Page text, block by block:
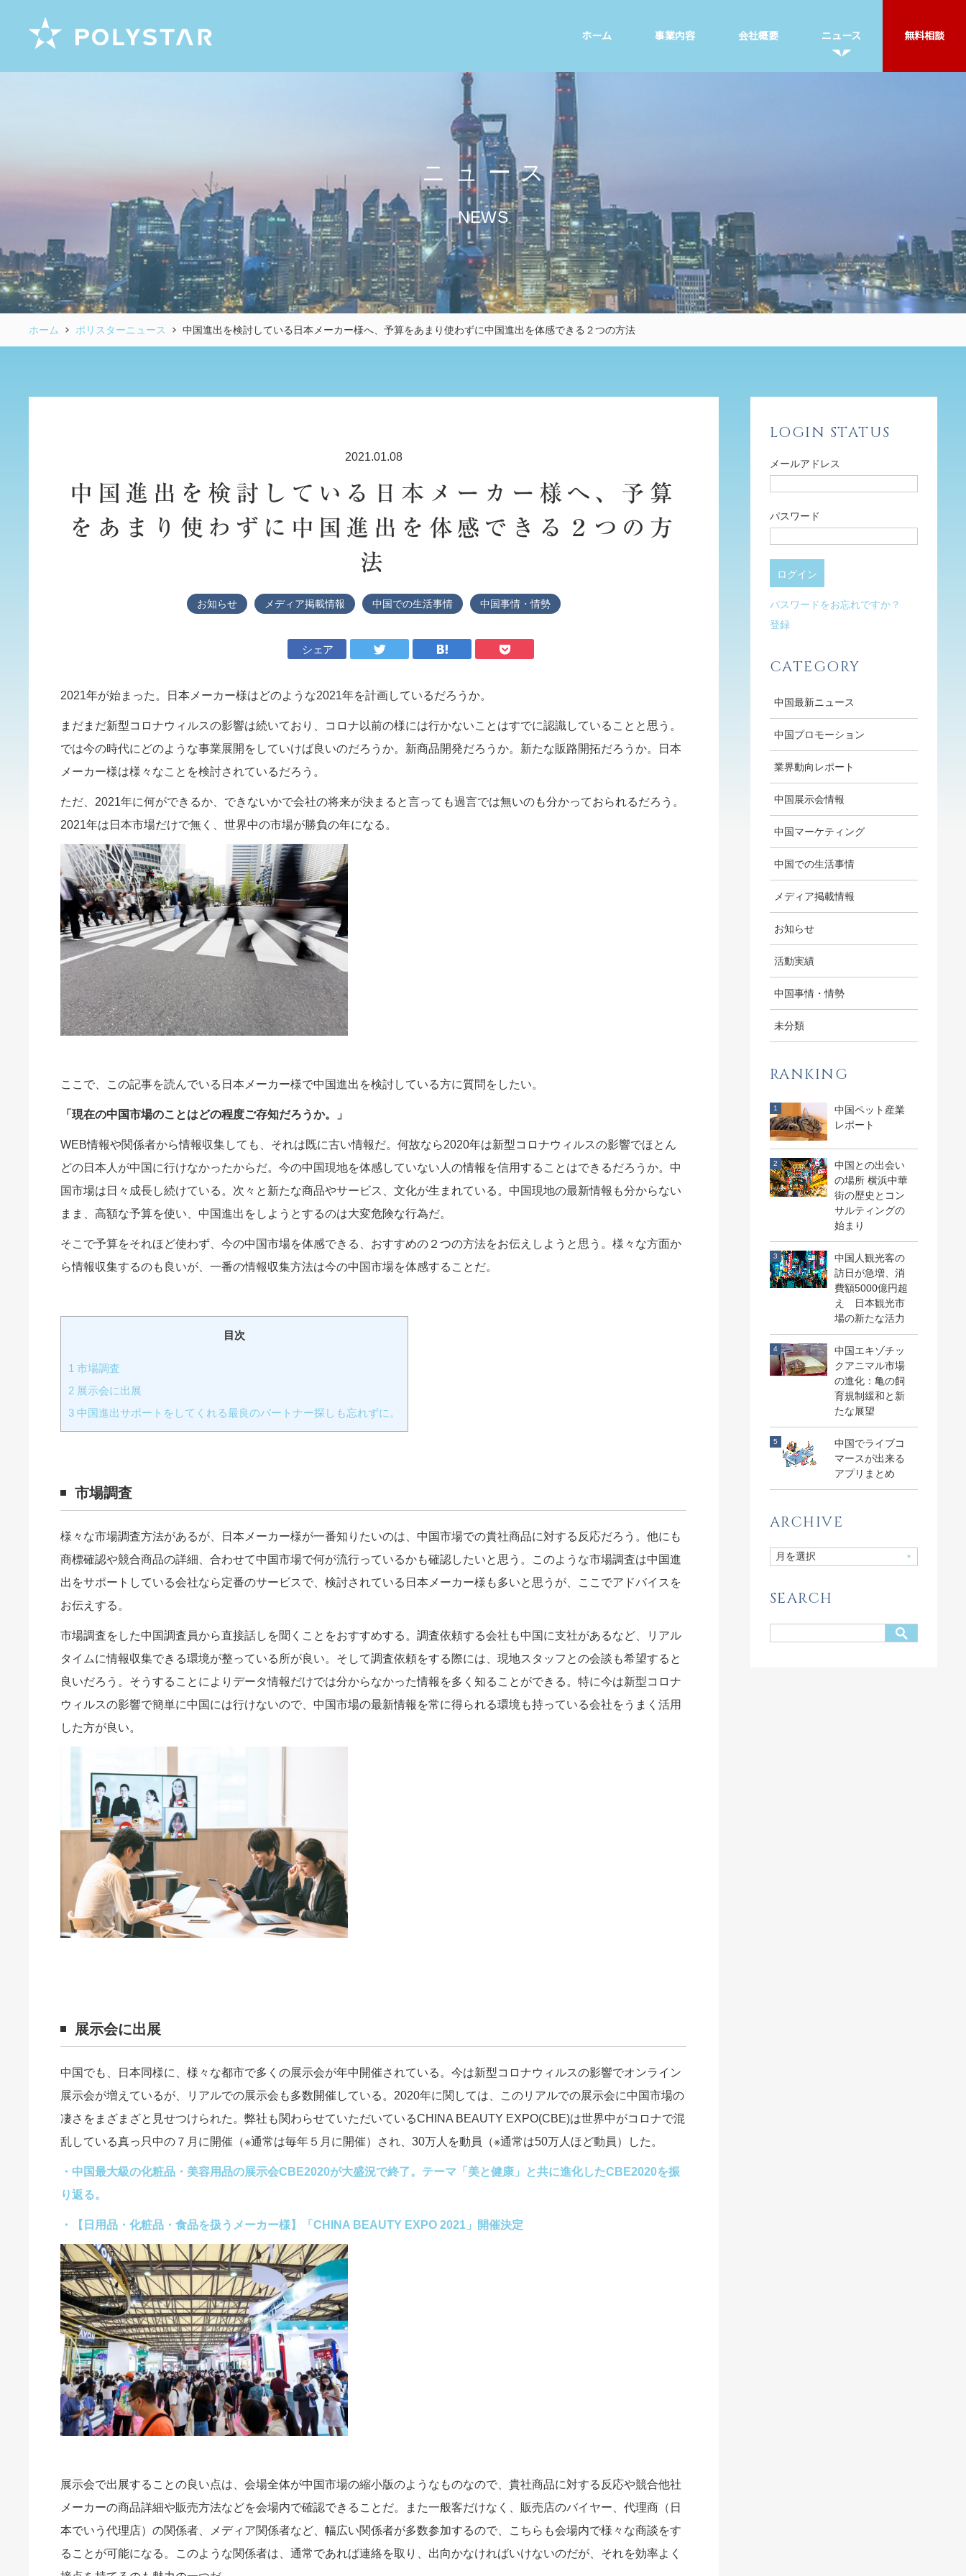
ホーム 事業内容 会社概要 ニュース 無料相談
ニュース
NEWS
ホーム ポリスターニュース 中国進出を検討している日本メーカー様へ、予算をあまり使わずに中国進出を体感できる２つの方法
2021.01.08
中国進出を検討している日本メーカー様へ、予算
をあまり使わずに中国進出を体感できる２つの方
法
お知らせ メディア掲載情報 中国での生活事情 中国事情・情勢
シェア
2021年が始まった。日本メーカー様はどのような2021年を計画しているだろうか。
まだまだ新型コロナウィルスの影響は続いており、コロナ以前の様には行かないことはすでに認識していることと思う。
では今の時代にどのような事業展開をしていけば良いのだろうか。新商品開発だろうか。新たな販路開拓だろうか。日本
メーカー様は様々なことを検討されているだろう。
ただ、2021年に何ができるか、できないかで会社の将来が決まると言っても過言では無いのも分かっておられるだろう。
2021年は日本市場だけで無く、世界中の市場が勝負の年になる。
ここで、この記事を読んでいる日本メーカー様で中国進出を検討している方に質問をしたい。
「現在の中国市場のことはどの程度ご存知だろうか。」
WEB情報や関係者から情報収集しても、それは既に古い情報だ。何故なら2020年は新型コロナウィルスの影響でほとん
どの日本人が中国に行けなかったからだ。今の中国現地を体感していない人の情報を信用することはできるだろうか。中
国市場は日々成長し続けている。次々と新たな商品やサービス、文化が生まれている。中国現地の最新情報も分からない
まま、高額な予算を使い、中国進出をしようとするのは大変危険な行為だ。
そこで予算をそれほど使わず、今の中国市場を体感できる、おすすめの２つの方法をお伝えしようと思う。様々な方面か
ら情報収集するのも良いが、一番の情報収集方法は今の中国市場を体感することだ。
目次
1 市場調査
2 展示会に出展
3 中国進出サポートをしてくれる最良のパートナー探しも忘れずに。
市場調査
様々な市場調査方法があるが、日本メーカー様が一番知りたいのは、中国市場での貴社商品に対する反応だろう。他にも
商標確認や競合商品の詳細、合わせて中国市場で何が流行っているかも確認したいと思う。このような市場調査は中国進
出をサポートしている会社なら定番のサービスで、検討されている日本メーカー様も多いと思うが、ここでアドバイスを
お伝えする。
市場調査をした中国調査員から直接話しを聞くことをおすすめする。調査依頼する会社も中国に支社があるなど、リアル
タイムに情報収集できる環境が整っている所が良い。そして調査依頼をする際には、現地スタッフとの会談も希望すると
良いだろう。そうすることによりデータ情報だけでは分からなかった情報を多く知ることができる。特に今は新型コロナ
ウィルスの影響で簡単に中国には行けないので、中国市場の最新情報を常に得られる環境も持っている会社をうまく活用
した方が良い。
展示会に出展
中国でも、日本同様に、様々な都市で多くの展示会が年中開催されている。今は新型コロナウィルスの影響でオンライン
展示会が増えているが、リアルでの展示会も多数開催している。2020年に関しては、このリアルでの展示会に中国市場の
凄さをまざまざと見せつけられた。弊社も関わらせていただいているCHINA BEAUTY EXPO(CBE)は世界中がコロナで混
乱している真っ只中の７月に開催（※通常は毎年５月に開催）され、30万人を動員（※通常は50万人ほど動員）した。
・中国最大級の化粧品・美容用品の展示会CBE2020が大盛況で終了。 テーマ「美と健康」と共に進化したCBE2020を振
り返る。
・【日用品・化粧品・食品を扱うメーカー様】「CHINA BEAUTY EXPO 2021」開催決定
展示会で出展することの良い点は、会場全体が中国市場の縮小版のようなものなので、貴社商品に対する反応や競合他社
メーカーの商品詳細や販売方法などを会場内で確認できることだ。また一般客だけなく、販売店のバイヤー、代理商（日
本でいう代理店）の関係者、メディア関係者など、幅広い関係者が多数参加するので、こちらも会場内で様々な商談をす
ることが可能になる。このような関係者は、通常であれば連絡を取り、出向かなければいけないのだが、それを効率よく
LOGIN STATUS
メールアドレス
パスワード
パスワードをお忘れですか？
登録
CATEGORY
中国最新ニュース
中国プロモーション
業界動向レポート
中国展示会情報
中国マーケティング
中国での生活事情
メディア掲載情報
お知らせ
活動実績
中国事情・情勢
未分類
RANKING
中国ペット産業
レポート
中国との出会い
の場所 横浜中華
街の歴史とコン
サルティングの
始まり
中国人観光客の
訪日が急増、消
費額5000億円超
え 日本観光市
場の新たな活力
中国エキゾチッ
クアニマル市場
の進化：亀の飼
育規制緩和と新
たな展望
中国でライブコ
マースが出来る
アプリまとめ
ARCHIVE
SEARCH